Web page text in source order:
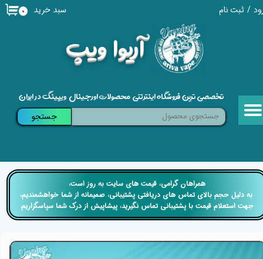
/ ثبت نام
حساب کاربری من
خروج از حساب کاربری
​آریوا ویپ
۰ سبد خرید
تخصصی ترین فروشگاه اینترنتی محصولات اورجینال ویپینگ در ایران
جستجو
​​همراهان گرامی، قیمت های سایت به روز است،
​​​​​​​ به دلیل حجم بالای تماس های دریافتی پشتیبانی، صمیمانه از شما خواهشمندیم،
جهت استعلام قیمت با پشتیبانی تماس نگیرید، پیشاپیش از درک شما سپاسگزاریم